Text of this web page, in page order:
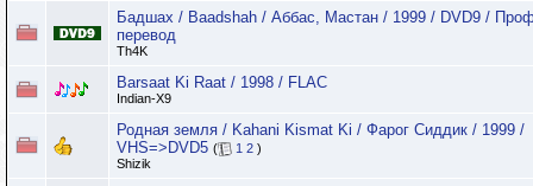
Бадшах / Baadshah / Аббас, Мастан / 1999 / DVD9 /
перевод
Th4K
Barsaat Ki Raat / 1998 / FLAC
Indian-X9
Родная земля / Kahani Kismat Ki / Фарог Сиддик / 1999 /
VHS=>DVD5 ( 1 2 )
Shizik